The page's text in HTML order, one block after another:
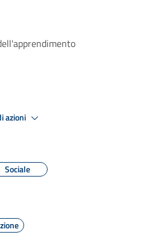
azioni
Sociale